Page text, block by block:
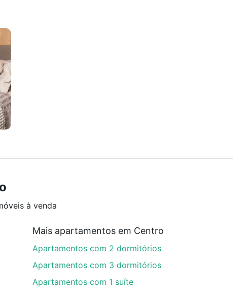
à venda
Mais apartamentos em Centro
Apartamentos com 2 dormitórios
Apartamentos com 3 dormitórios
Apartamentos com 1 suíte